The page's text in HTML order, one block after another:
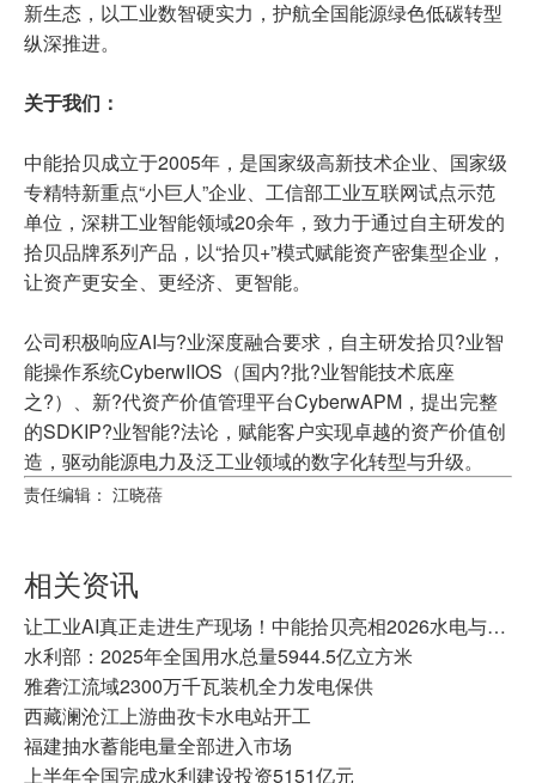
新生态，以工业数智硬实力，护航全国能源绿色低碳转型
纵深推进。
关于我们：
中能拾贝成立于2005年，是国家级高新技术企业、国家级
专精特新重点“小巨人”企业、工信部工业互联网试点示范
单位，深耕工业智能领域20余年，致力于通过自主研发的
拾贝品牌系列产品，以“拾贝+”模式赋能资产密集型企业，
让资产更安全、更经济、更智能。
公司积极响应AI与?业深度融合要求，自主研发拾贝?业智
能操作系统CyberwIIOS（国内?批?业智能技术底座
之?）、新?代资产价值管理平台CyberwAPM，提出完整
的SDKIP?业智能?法论，赋能客户实现卓越的资产价值创
造，驱动能源电力及泛工业领域的数字化转型与升级。
责任编辑： 江晓蓓
相关资讯
让工业AI真正走进生产现场！中能拾贝亮相2026水电与抽蓄装备展
水利部：2025年全国用水总量5944.5亿立方米
雅砻江流域2300万千瓦装机全力发电保供
西藏澜沧江上游曲孜卡水电站开工
福建抽水蓄能电量全部进入市场
上半年全国完成水利建设投资5151亿元